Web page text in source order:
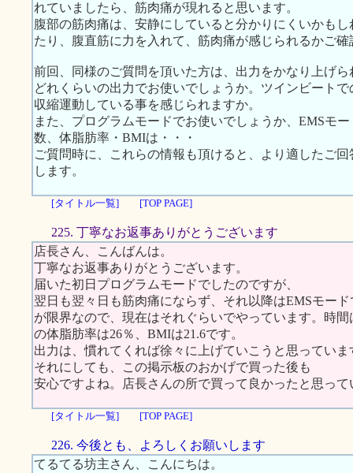
れていましたら、筋肉痛が現れると思います。
腹部の筋肉痛は、安静にしていると分かりにくいかも
たり、腹直筋に力を入れて、筋肉痛が感じられるかご確
前回、同様のご質問を頂いた方は、出力をかなり上げ
どれくらいの出力でお使いでしょうか。ツインビート
収縮運動している事を感じられますか。
また、プログラムモードでお使いでしょうか、EMSモ
数、体脂肪率・BMIは・・・
ご質問時に、これらの情報も頂けると、より適したご
します。
[タイトル一覧] [TOP PAGE]
225. 丁寧なお返事ありがとうございます
店長さん、こんばんは。
丁寧なお返事ありがとうございます。
届いた初日プログラムモードでしたのですが、
翌日も翌々日も筋肉痛にならず、それ以降はEMSモー
が限界なので、現在はそれぐらいでやっています。時
の体脂肪率は26％、BMIは21.6です。
出力は、慣れてくれば徐々に上げていこうと思っていま
それにしても、この掲示板のおかげで買った後も
安心ですよね。店長さんの所で買って良かったと思っ
[タイトル一覧] [TOP PAGE]
226. 今後とも、よろしくお願いします
てるてる坊主さん、こんにちは。